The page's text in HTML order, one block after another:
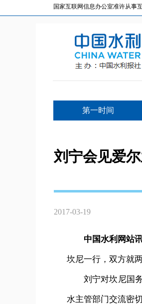
国家互联网信息办公室准许从事
第一时间
刘宁会见爱
2017-03-19
中国水利网站
坎尼一行，双方就
刘宁对坎尼国务
水主管部门交流密